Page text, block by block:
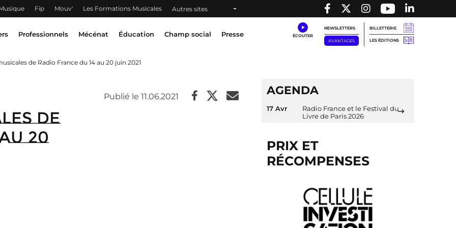
Fip Mouv' Les Formations Musicales Autres sites
Professionnels Mécénat Éducation Champ social Presse
NEWSLETTERS
AVANTAGES
BILLETTERIE
LES ÉDITIONS
de Radio France du 14 au 20 juin 2021
de
20
Publié le 11.06.2021 AGENDA
17 Avr
Radio France et le Festival du
Livre de Paris 2026
PRIX ET
RÉCOMPENSES